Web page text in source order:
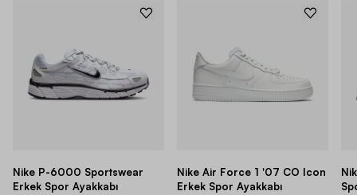
Nike P-6000 Sportswear
Erkek Spor Ayakkabı
Nike Air Force 1 '07 CO Icon
Erkek Spor Ayakkabı